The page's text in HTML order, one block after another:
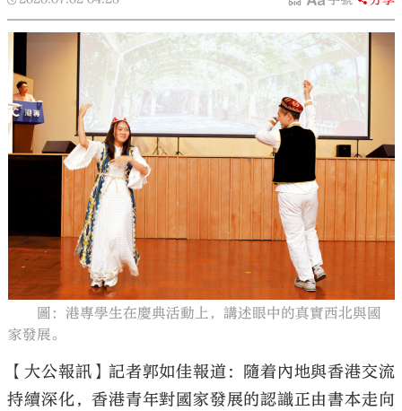
圖：港專學生在慶典活動上，講述眼中的真實西北與國
家發展。
【大公報訊】記者郭如佳報道：隨着內地與香港交流
持續深化，香港青年對國家發展的認識正由書本走向